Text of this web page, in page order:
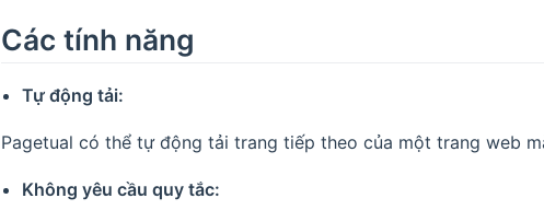
Các tính năng
Tự động tải:
Pagetual có thể tự động tải trang tiếp theo của một trang web
Không yêu cầu quy tắc: